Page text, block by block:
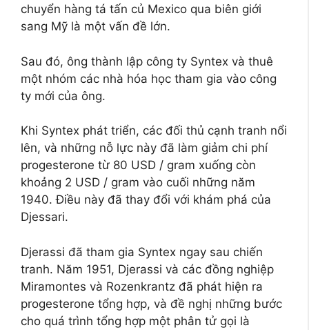
chuyển hàng tá tấn củ Mexico qua biên giới
sang Mỹ là một vấn đề lớn.
Sau đó, ông thành lập công ty Syntex và thuê
một nhóm các nhà hóa học tham gia vào công
ty mới của ông.
Khi Syntex phát triển, các đối thủ cạnh tranh nổi
lên, và những nỗ lực này đã làm giảm chi phí
progesterone từ 80 USD / gram xuống còn
khoảng 2 USD / gram vào cuối những năm
1940. Điều này đã thay đổi với khám phá của
Djessari.
Djerassi đã tham gia Syntex ngay sau chiến
tranh. Năm 1951, Djerassi và các đồng nghiệp
Miramontes và Rozenkrantz đã phát hiện ra
progesterone tổng hợp, và đề nghị những bước
cho quá trình tổng hợp một phân tử gọi là